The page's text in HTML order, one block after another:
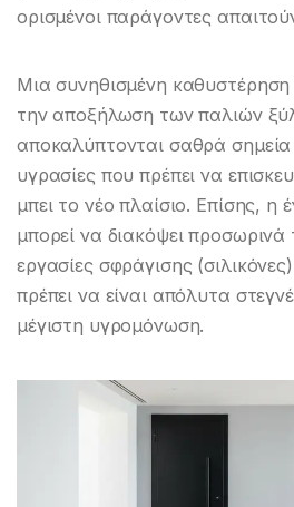
ορισμένοι παράγοντες
Μια συνηθισμένη
την αποξήλωση των παλιών
αποκαλύπτονται σαθρά σημεία
υγρασίες που πρέπει να
μπει το νέο πλαίσιο. Επίσης,
μπορεί να διακόψει προσωρινά
εργασίες σφράγισης
πρέπει να είναι απόλυτα
μέγιστη υγρομόνωση.